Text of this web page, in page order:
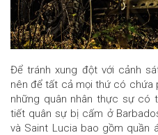
Để tránh xung đột với cảnh
nên để tất cả mọi thứ có chứa
những quân nhân thực sự có
tiết quân sự bị cấm ở
và Saint Lucia bao gồm quần